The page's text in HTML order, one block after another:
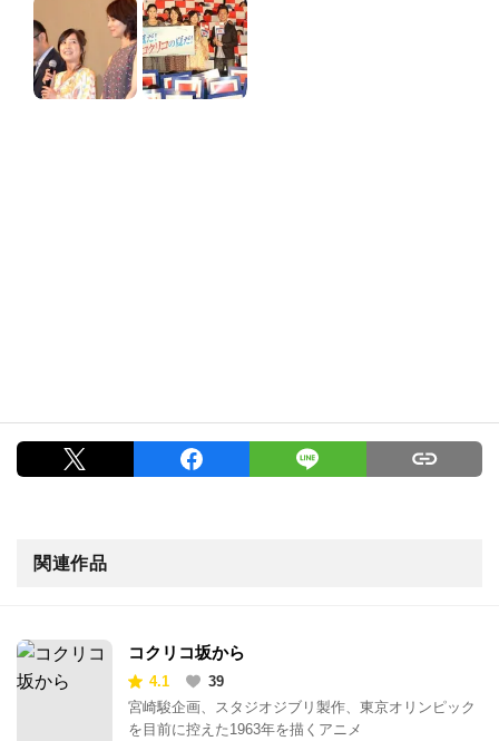
関連作品
コクリコ坂から
4.1
39
宮崎駿企画、スタジオジブリ製作、東京オリンピック
を目前に控えた1963年を描くアニメ